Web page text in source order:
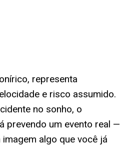
representa
e risco assumido.
no sonho, o
prevendo um evento real —
algo que você já